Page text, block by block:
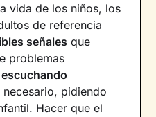
vida de los niños, los
de referencia
señales que
problemas
escuchando
pidiendo
Hacer que el